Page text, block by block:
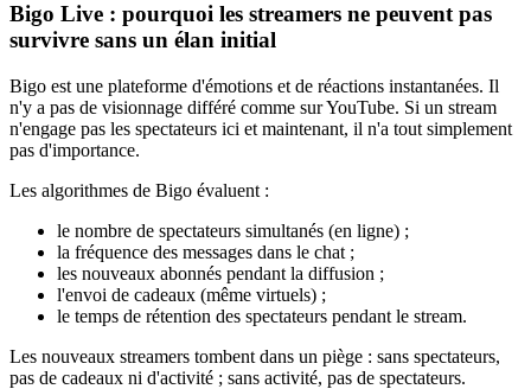
Bigo Live : pourquoi les streamers ne peuvent pas
survivre sans un élan initial
Bigo est une plateforme d'émotions et de réactions instantanées. Il
n'y a pas de visionnage différé comme sur YouTube. Si un stream
n'engage pas les spectateurs ici et maintenant, il n'a tout simplement
pas d'importance.
Les algorithmes de Bigo évaluent :
le nombre de spectateurs simultanés (en ligne) ;
la fréquence des messages dans le chat ;
les nouveaux abonnés pendant la diffusion ;
l'envoi de cadeaux (même virtuels) ;
le temps de rétention des spectateurs pendant le stream.
Les nouveaux streamers tombent dans un piège : sans spectateurs,
pas de cadeaux ni d'activité ; sans activité, pas de spectateurs.